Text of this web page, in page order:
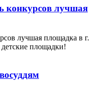
конкурсов лучшая
лучшая площадка в г.
детские площадки!